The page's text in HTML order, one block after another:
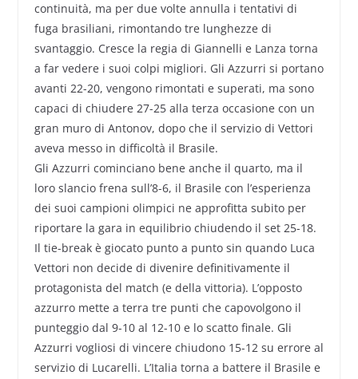
continuità, ma per due volte annulla i tentativi di
fuga brasiliani, rimontando tre lunghezze di
svantaggio. Cresce la regia di Giannelli e Lanza torna
a far vedere i suoi colpi migliori. Gli Azzurri si portano
avanti 22-20, vengono rimontati e superati, ma sono
capaci di chiudere 27-25 alla terza occasione con un
gran muro di Antonov, dopo che il servizio di Vettori
aveva messo in difficoltà il Brasile.
Gli Azzurri cominciano bene anche il quarto, ma il
loro slancio frena sull’8-6, il Brasile con l’esperienza
dei suoi campioni olimpici ne approfitta subito per
riportare la gara in equilibrio chiudendo il set 25-18.
Il tie-break è giocato punto a punto sin quando Luca
Vettori non decide di divenire definitivamente il
protagonista del match (e della vittoria). L’opposto
azzurro mette a terra tre punti che capovolgono il
punteggio dal 9-10 al 12-10 e lo scatto finale. Gli
Azzurri vogliosi di vincere chiudono 15-12 su errore al
servizio di Lucarelli. L’Italia torna a battere il Brasile e